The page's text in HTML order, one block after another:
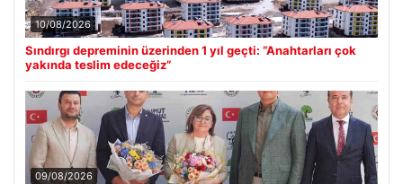
10/08/2026
Sındırgı depreminin üzerinden 1 yıl geçti: “Anahtarları çok
yakında teslim edeceğiz”
09/08/2026